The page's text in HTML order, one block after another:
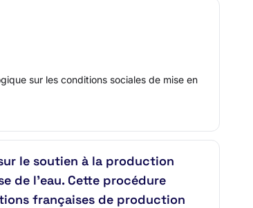
sur les conditions sociales de mise en
le soutien à la production
de l’eau. Cette procédure
françaises de production